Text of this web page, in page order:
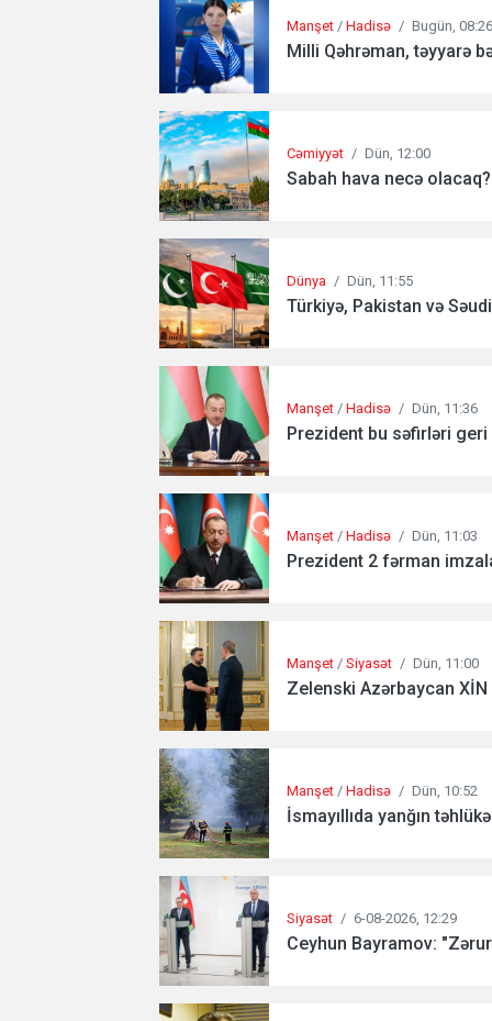
Manşet / Hadisə / Bugün, 08:26
Milli Qəhrəman, təyyarə
Cəmiyyət / Dün, 12:00
Sabah hava necə
Dünya / Dün, 11:55
Türkiyə, Pakistan və
Manşet / Hadisə / Dün, 11:36
Prezident bu səfirləri geri
Manşet / Hadisə / Dün, 11:03
Prezident 2 fərman
Manşet / Siyasət / Dün, 11:00
Zelenski Azərbaycan
Manşet / Hadisə / Dün, 10:52
İsmayıllıda yanğın
Siyasət / 6-08-2026, 12:29
Ceyhun Bayramov: